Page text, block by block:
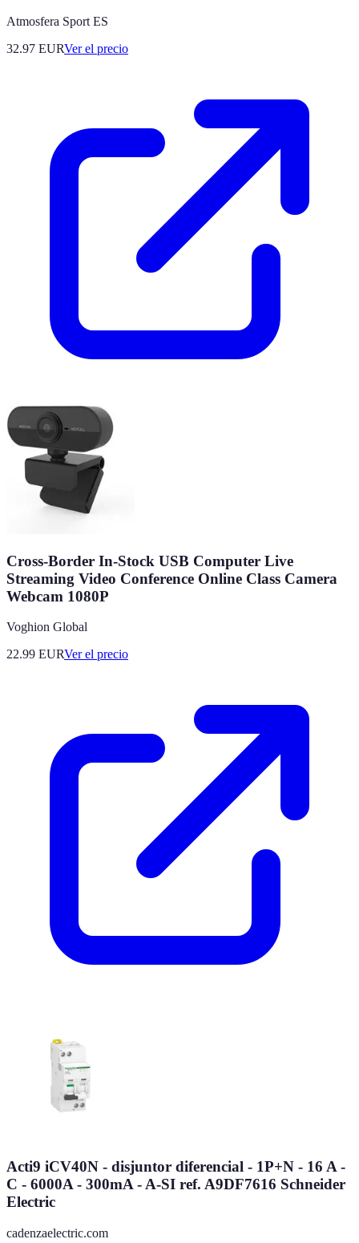
Atmosfera Sport ES
32.97 EURVer el precio
Cross-Border In-Stock USB Computer Live
Streaming Video Conference Online Class Camera
Webcam 1080P
Voghion Global
22.99 EURVer el precio
Acti9 iCV40N - disjuntor diferencial - 1P+N - 16 A -
C - 6000A - 300mA - A-SI ref. A9DF7616 Schneider
Electric
cadenzaelectric.com